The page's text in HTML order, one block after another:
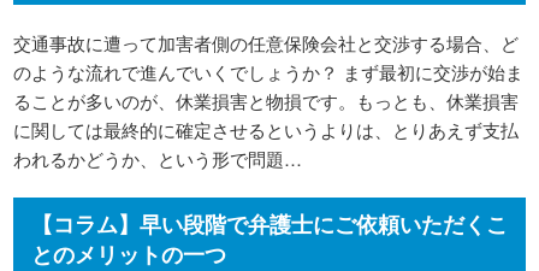
交通事故に遭って加害者側の任意保険会社と交渉する場合、ど
のような流れで進んでいくでしょうか？ まず最初に交渉が始ま
ることが多いのが、休業損害と物損です。もっとも、休業損害
に関しては最終的に確定させるというよりは、とりあえず支払
われるかどうか、という形で問題…
【コラム】早い段階で弁護士にご依頼いただくこ
とのメリットの一つ